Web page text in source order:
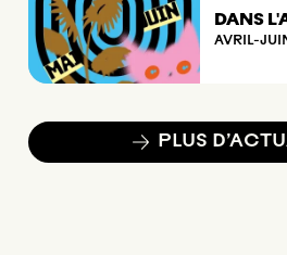
DANS
AVRIL-
PLUS